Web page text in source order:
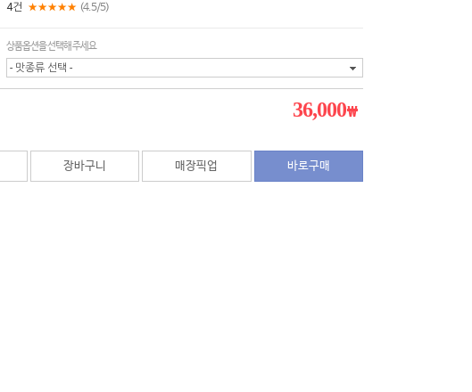
4건 ★★★★★ (4.5/5)
상품옵션을 선택해 주세요
- 맛종류 선택 -
36,000₩
장바구니 매장픽업 바로구매